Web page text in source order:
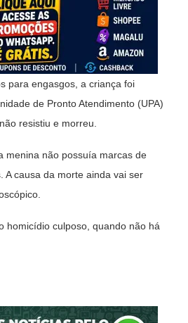
para engasgos, a criança foi
de Pronto Atendimento (UPA)
resistiu e morreu.
menina não possuía marcas de
A causa da morte ainda vai ser
homicídio culposo, quando não há